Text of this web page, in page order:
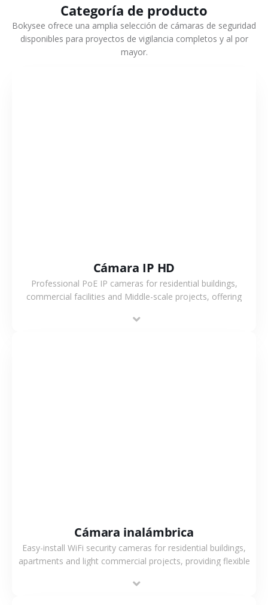
Categoría de producto
Bokysee ofrece una amplia selección de cámaras de seguridad
disponibles para proyectos de vigilancia completos y al por
mayor.
Cámara IP HD
Professional PoE IP cameras for residential buildings,
commercial facilities and Middle-scale projects, offering
support.
Cámara inalámbrica
Easy-install WiFi security cameras for residential buildings,
apartments and light commercial projects, providing flexible